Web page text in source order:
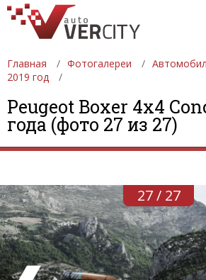
Главная Фотогалереи
2019 год
Peugeot Boxer 4x4
года (фото 27 из 27)
ФОТОГАЛЕРЕИ
АВТОСАЛОНЫ
ФОРМУЛА-1
27 / 27